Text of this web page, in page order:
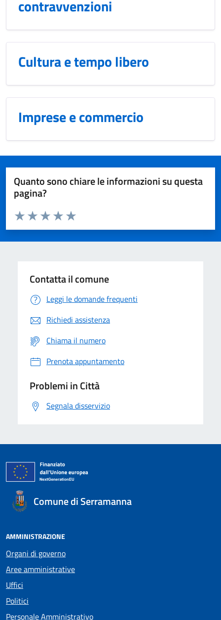
contravvenzioni
Cultura e tempo libero
Imprese e commercio
Quanto sono chiare le informazioni su questa
pagina?
Domanda
Valuta da 1 a 5 stelle la pagina
Valuta 5 stelle su 5
Valuta 4 stelle su 5
Valuta 3 stelle su 5
Valuta 2 stelle su 5
Valuta 1 stelle su 5
Contatta il comune
Leggi le domande frequenti
Richiedi assistenza
Chiama il numero
Prenota appuntamento
Problemi in Città
Segnala disservizio
Comune di Serramanna
AMMINISTRAZIONE
Organi di governo
Aree amministrative
Uffici
Politici
Personale Amministrativo